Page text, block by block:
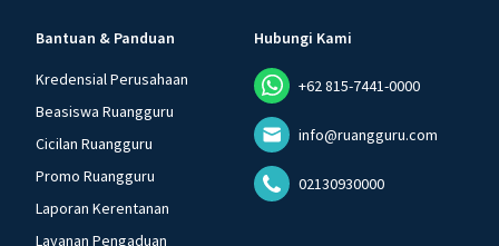
Bantuan & Panduan
Kredensial Perusahaan
Beasiswa Ruangguru
Cicilan Ruangguru
Promo Ruangguru
Laporan Kerentanan
Layanan Pengaduan
Hubungi Kami
+62 815-7441-0000
info@ruangguru.com
02130930000